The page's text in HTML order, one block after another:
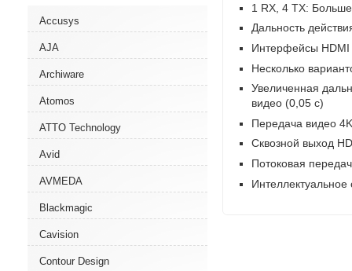
Accusys
AJA
Archiware
Atomos
ATTO Technology
Avid
AVMEDA
Blackmagic
Cavision
Contour Design
1 RX 4 TX:
Дальность
Интерфейсы HDMI
Несколько
Увеличенная
видео (0,05 с)
Передача видео
Сквозной выход
Потоковая